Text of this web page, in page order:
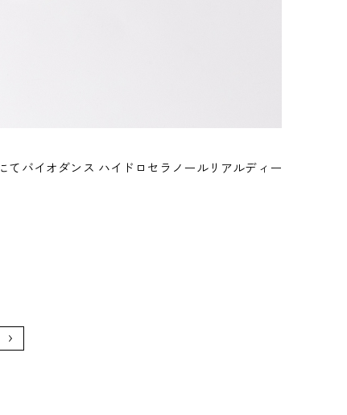
てバイオダンス ハイドロセラノールリアルディー